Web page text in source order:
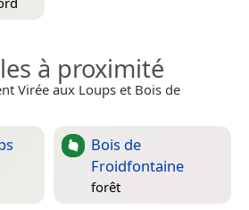
à proximité
Virée aux Loups et Bois de
Bois de
Froidfontaine
forêt